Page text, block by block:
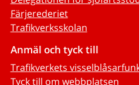
Färjerederiet
Trafikverksskolan
Anmäl och tyck till
Trafikverkets
Tyck till om webbplatsen